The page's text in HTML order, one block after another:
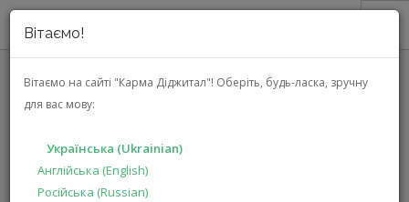
Вітаємо!
Вітаємо на сайті "Карма Діджитал"! Оберіть, будь-ласка, зручну
для вас мову:
Українська (Ukrainian)
Англійська (English)
Російська (Russian)
ПРО НАС
АКЦІЇ
РІШЕННЯ
ВИРОБНИКАМ
VAN DEN HUL MINISUB HYBRID
ГОЛОВНА КАТАЛОГ